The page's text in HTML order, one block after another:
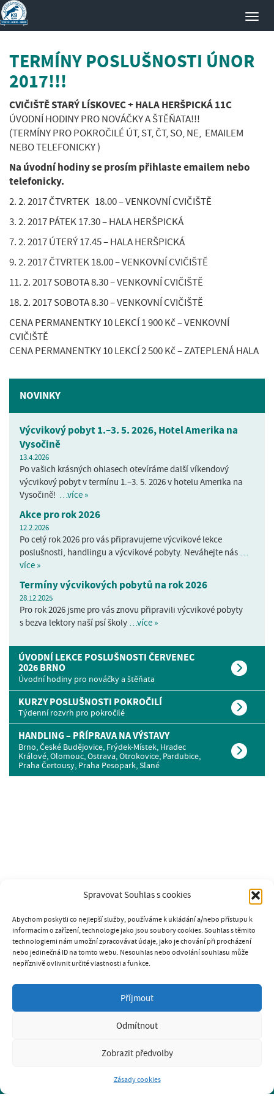
Spravovat Souhlas s cookies
Abychom poskytli co nejlepší služby, používáme k ukládání a/nebo přístupu k
informacím o zařízení, technologie jako jsou soubory cookies. Souhlas s těmito
technologiemi nám umožní zpracovávat údaje, jako je chování při procházení
nebo jedinečná ID na tomto webu. Nesouhlas nebo odvolání souhlasu může
nepříznivě ovlivnit určité vlastnosti a funkce.
Příjmout
Odmítnout
Zobrazit předvolby
Zásady cookies
TERMÍNY POSLUŠNOSTI ÚNOR
2017!!!
CVIČIŠTĚ STARÝ LÍSKOVEC + HALA HERŠPICKÁ 11C
ÚVODNÍ HODINY PRO NOVÁČKY A ŠTĚŇATA!!!
(TERMÍNY PRO POKROČILÉ ÚT, ST, ČT, SO, NE, EMAILEM
NEBO TELEFONICKY )
Na úvodní hodiny se prosím přihlaste emailem nebo
telefonicky.
2. 2. 2017 ČTVRTEK 18.00 – VENKOVNÍ CVIČIŠTĚ
3. 2. 2017 PÁTEK 17.30 – HALA HERŠPICKÁ
7. 2. 2017 ÚTERÝ 17.45 – HALA HERŠPICKÁ
9. 2. 2017 ČTVRTEK 18.00 – VENKOVNÍ CVIČIŠTĚ
11. 2. 2017 SOBOTA 8.30 – VENKOVNÍ CVIČIŠTĚ
18. 2. 2017 SOBOTA 8.30 – VENKOVNÍ CVIČIŠTĚ
CENA PERMANENTKY 10 LEKCÍ 1 900 Kč – VENKOVNÍ
CVIČIŠTĚ
CENA PERMANENTKY 10 LEKCÍ 2 500 Kč – ZATEPLENÁ HALA
NOVINKY
Výcvikový pobyt 1.–3. 5. 2026, Hotel Amerika na
Vysočině
13.4.2026
Po vašich krásných ohlasech otevíráme další víkendový
výcvikový pobyt v termínu 1.–3. 5. 2026 v hotelu Amerika na
Vysočině! …více »
Akce pro rok 2026
12.2.2026
Po celý rok 2026 pro vás připravujeme výcvikové lekce
poslušnosti, handlingu a výcvikové pobyty. Neváhejte nás …
více »
Termíny výcvikových pobytů na rok 2026
28.12.2025
Pro rok 2026 jsme pro vás znovu připravili výcvikové pobyty
s bezva lektory naší psí školy …více »
ÚVODNÍ LEKCE POSLUŠNOSTI ČERVENEC
2026 BRNO
Úvodní hodiny pro nováčky a štěňata
KURZY POSLUŠNOSTI POKROČILÍ
Týdenní rozvrh pro pokročilé
HANDLING – PŘÍPRAVA NA VÝSTAVY
Brno, České Budějovice, Frýdek-Místek, Hradec
Králové, Olomouc, Ostrava, Otrokovice, Pardubice,
Praha Čertousy, Praha Pesopark, Slané
SOUKROMÁ PSÍ ŠKOLA K9
GABRIELA PAVLÍČKOVÁ